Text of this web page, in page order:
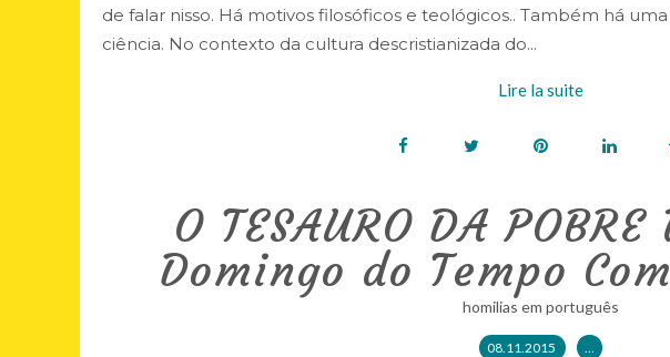
de falar nisso. Há motivos filosóficos e teológicos.. Também há
ciência. No contexto da cultura descristianizada do...
Lire la suite
O TESAURO DA
Domingo do Tempo
homilias em português
08.11.2015 …